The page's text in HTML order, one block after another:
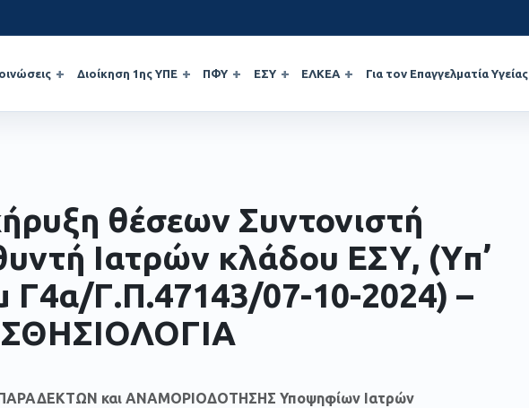
Διοίκηση 1ης ΥΠΕ ΠΦΥ ΕΣΥ ΕΛΚΕΑ Για τον Επαγγελματία Υγείας
θέσεων Συντονιστή
Ιατρών κλάδου ΕΣΥ, (Yπ’
Γ4α/Γ.Π.47143/07-10-2024) –
και ΑΝΑΜΟΡΙΟΔΟΤΗΣΗΣ Υποψηφίων Ιατρών